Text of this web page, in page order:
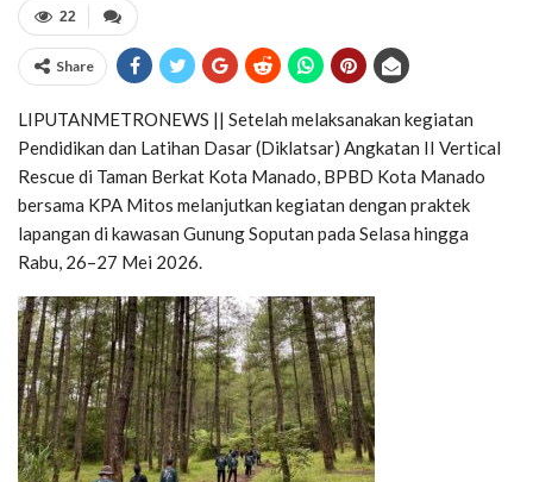
22
Share
LIPUTANMETRONEWS || Setelah melaksanakan kegiatan
Pendidikan dan Latihan Dasar (Diklatsar) Angkatan II Vertical
Rescue di Taman Berkat Kota Manado, BPBD Kota Manado
bersama KPA Mitos melanjutkan kegiatan dengan praktek
lapangan di kawasan Gunung Soputan pada Selasa hingga
Rabu, 26–27 Mei 2026.